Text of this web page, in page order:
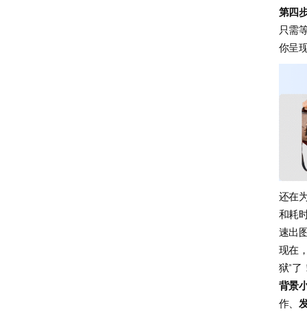
第四
只需
你呈
还在
和耗
速出
现在
狱”了
背景
作、